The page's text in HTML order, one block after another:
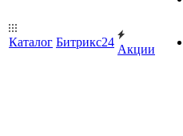
Каталог Битрикс24
Акции